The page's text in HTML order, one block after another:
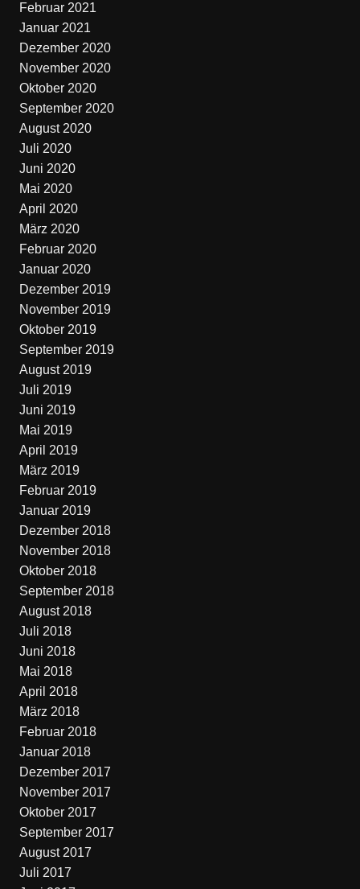
Februar 2021
Januar 2021
Dezember 2020
November 2020
Oktober 2020
September 2020
August 2020
Juli 2020
Juni 2020
Mai 2020
April 2020
März 2020
Februar 2020
Januar 2020
Dezember 2019
November 2019
Oktober 2019
September 2019
August 2019
Juli 2019
Juni 2019
Mai 2019
April 2019
März 2019
Februar 2019
Januar 2019
Dezember 2018
November 2018
Oktober 2018
September 2018
August 2018
Juli 2018
Juni 2018
Mai 2018
April 2018
März 2018
Februar 2018
Januar 2018
Dezember 2017
November 2017
Oktober 2017
September 2017
August 2017
Juli 2017